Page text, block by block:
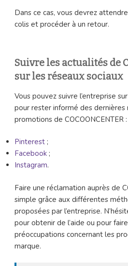
Dans ce cas, vous devrez
colis et procéder à un retour.
Suivre les actualités de
sur les réseaux sociaux
Vous pouvez suivre l’entreprise
pour rester informé des
promotions de COCOONCENTER :
Pinterest ;
Facebook ;
Instagram.
Faire une réclamation auprès de
simple grâce aux différentes
proposées par l’entreprise.
pour obtenir de l’aide ou pour
préoccupations concernant les
marque.